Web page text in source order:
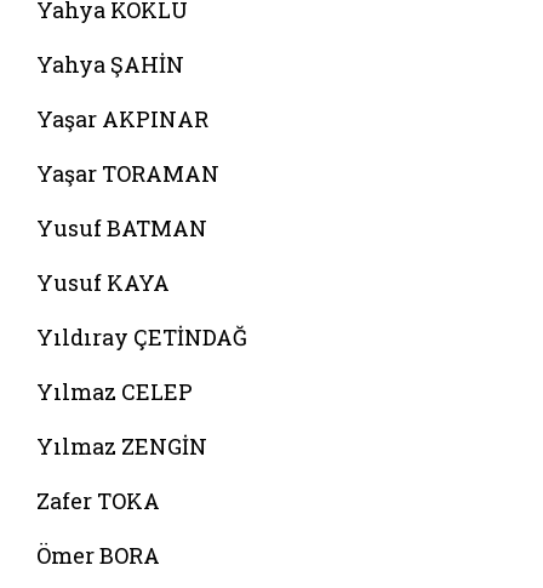
Yahya KÖKLÜ
Yahya ŞAHİN
Yaşar AKPINAR
Yaşar TORAMAN
Yusuf BATMAN
Yusuf KAYA
Yıldıray ÇETİNDAĞ
Yılmaz CELEP
Yılmaz ZENGİN
Zafer TOKA
Ömer BORA